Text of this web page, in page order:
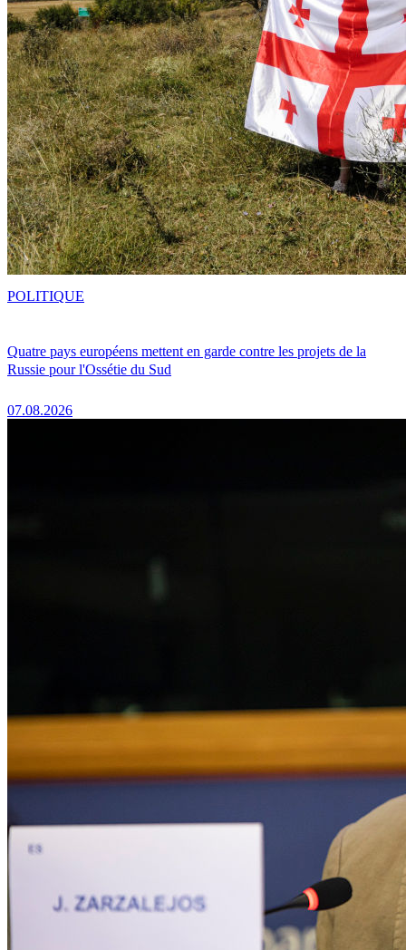
Quatre pays européens mettent en garde contre les projets de la
Russie pour l'Ossétie du Sud
07.08.2026
POLITIQUE